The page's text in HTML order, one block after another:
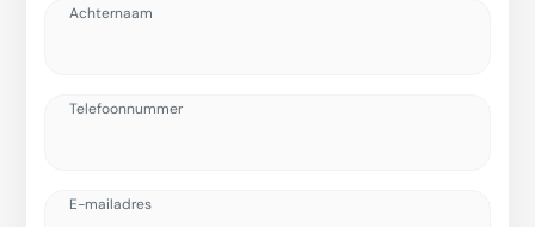
Achternaam
Telefoonnummer
E-mailadres